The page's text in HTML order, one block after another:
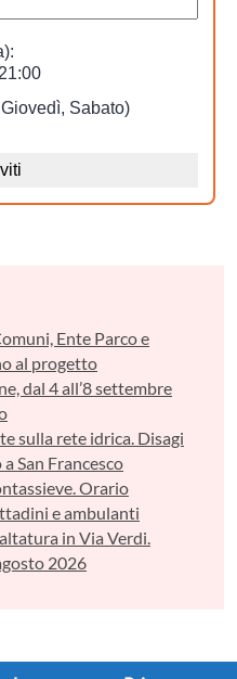
Ente Parco e
al progetto
dal 4 all’8 settembre
sulla rete idrica. Disagi
San Francesco
Orario
e ambulanti
in Via Verdi.
2026